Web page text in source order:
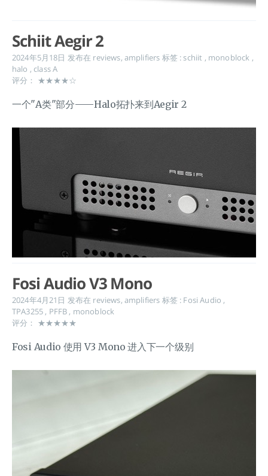
Schiit Aegir 2
2024年5月18日 发布在 reviews, amplifiers 标签 :schiit , monoblock ,
halo , class A
评分： ★★★★☆
一个"A类"部分——Halo拓扑来到Aegir 2
Fosi Audio V3 Mono
2024年4月21日 发布在 reviews, amplifiers 标签 : Fosi Audio ,
TPA3255 , PFFB , monoblock
评分： ★★★★★
Fosi Audio 使用 V3 Mono 进入下一个级别